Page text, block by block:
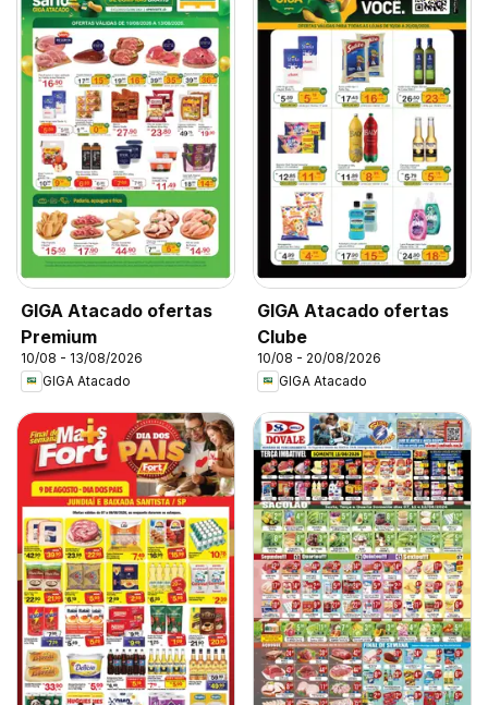
GIGA Atacado ofertas
Premium
10/08 - 13/08/2026
GIGA Atacado
GIGA Atacado ofertas
Clube
10/08 - 20/08/2026
GIGA Atacado